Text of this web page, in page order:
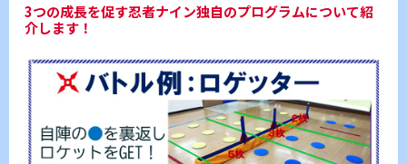
3つの成長を促す忍者ナイン独自のプログラムについて紹
介します！